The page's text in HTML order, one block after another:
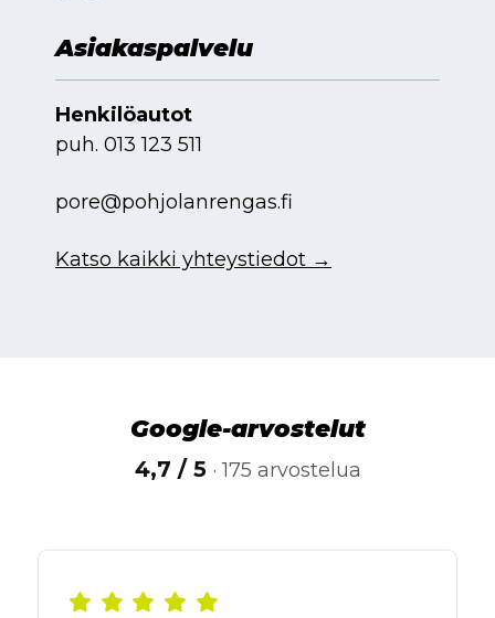
Asiakaspalvelu
Henkilöautot
puh. 013 123 511
pore@pohjolanrengas.fi
Katso kaikki yhteystiedot →
Google-arvostelut
4,7 / 5 · 175 arvostelua